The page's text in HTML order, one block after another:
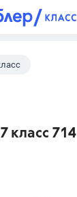
класс 714